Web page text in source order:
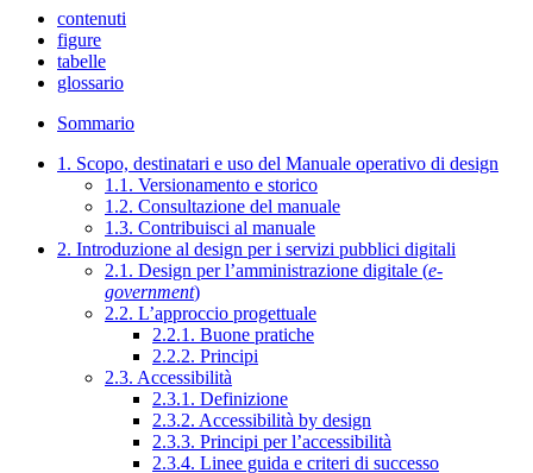
contenuti
figure
tabelle
glossario
Sommario
1. Scopo, destinatari e uso del Manuale operativo di design
1.1. Versionamento e storico
1.2. Consultazione del manuale
1.3. Contribuisci al manuale
2. Introduzione al design per i servizi pubblici digitali
2.1. Design per l’amministrazione digitale (e-
government)
2.2. L’approccio progettuale
2.2.1. Buone pratiche
2.2.2. Principi
2.3. Accessibilità
2.3.1. Definizione
2.3.2. Accessibilità by design
2.3.3. Principi per l’accessibilità
2.3.4. Linee guida e criteri di successo